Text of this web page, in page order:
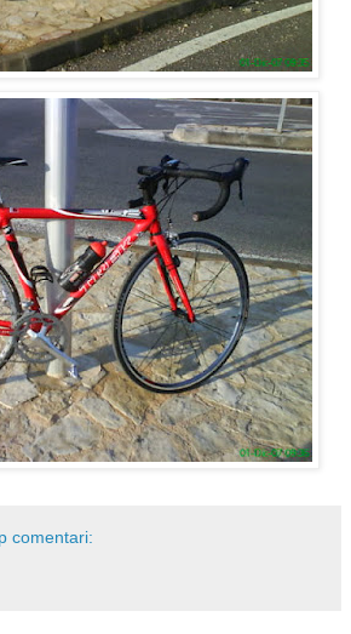
comentari: